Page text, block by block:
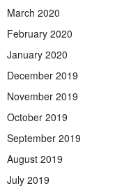
March 2020
February 2020
January 2020
December 2019
November 2019
October 2019
September 2019
August 2019
July 2019